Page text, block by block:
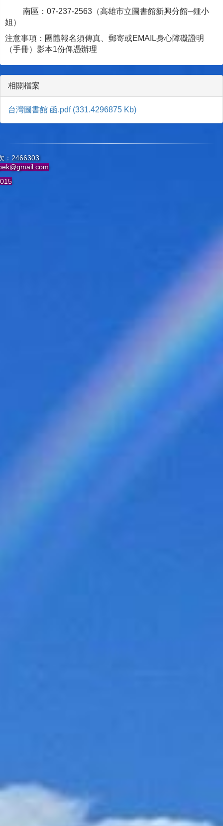
南區：07-237-2563（高雄市立圖書館新興分館─鍾小
姐）
注意事項：團體報名須傳真、郵寄或EMAIL身心障礙證明
（手冊）影本1份俾憑辦理
相關檔案
台灣圖書館 函.pdf (331.4296875 Kb)
：2466303